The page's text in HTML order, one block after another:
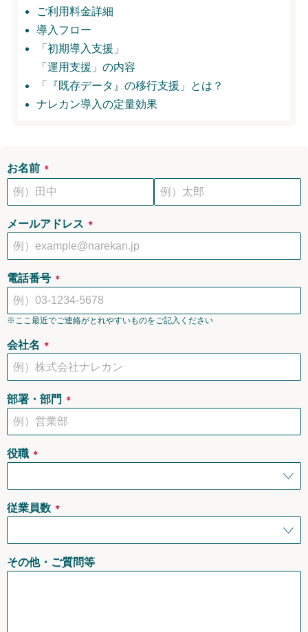
ご利用料金詳細
導入フロー
「初期導入支援」
「運用支援」の内容
「『既存データ』の移行支援」とは？
ナレカン導入の定量効果
お名前 ＊
メールアドレス ＊
電話番号 ＊
※ここ最近でご連絡がとれやすいものをご記入ください
会社名 ＊
部署・部門 ＊
役職 ＊
従業員数 ＊
その他・ご質問等